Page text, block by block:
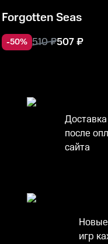
Forgotten Seas
-50% 510₽507₽
после
сайта
игр